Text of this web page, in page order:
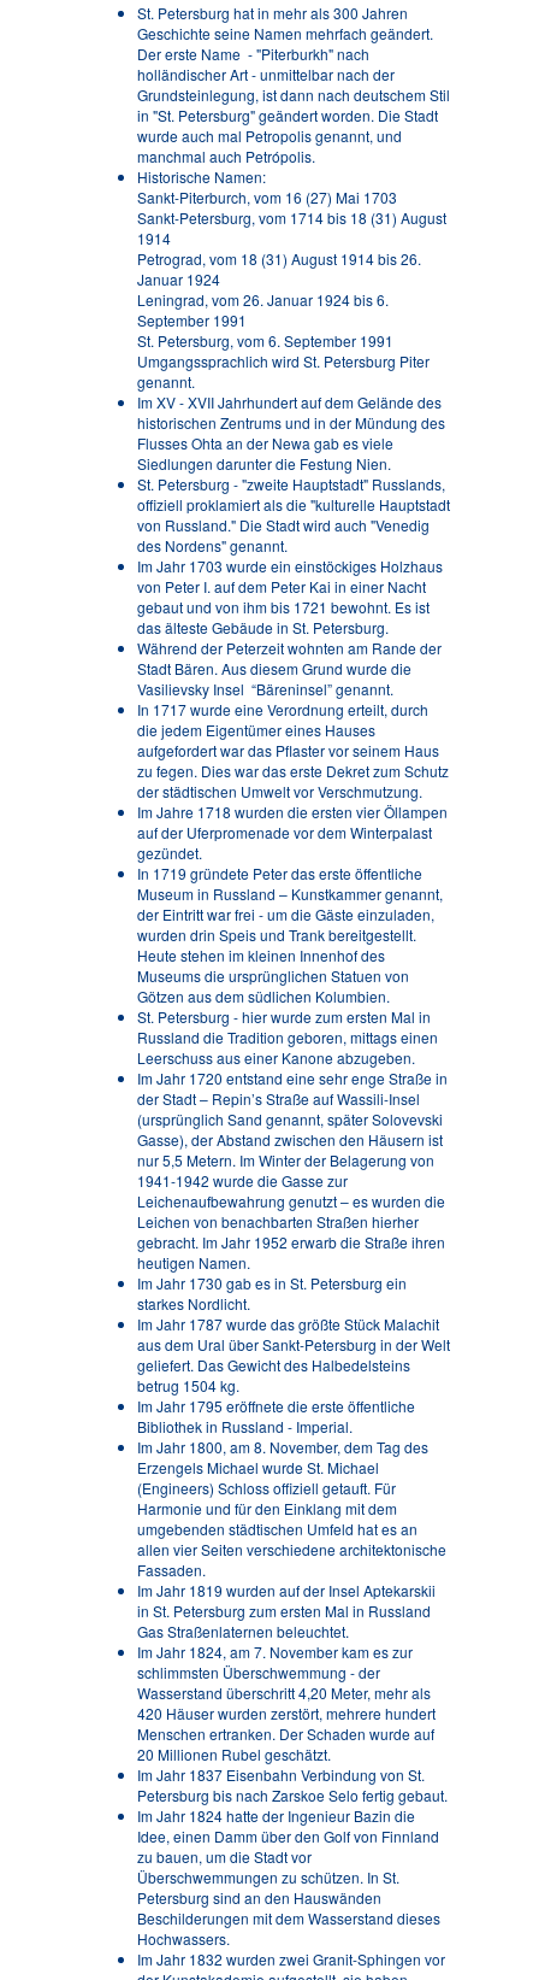
St. Petersburg hat in mehr als 300 Jahren
Geschichte seine Namen mehrfach geändert.
Der erste Name - "Piterburkh" nach
holländischer Art - unmittelbar nach der
Grundsteinlegung, ist dann nach deutschem Stil
in "St. Petersburg" geändert worden. Die Stadt
wurde auch mal Petropolis genannt, und
manchmal auch Petrópolis.
Historische Namen:
Sankt-Piterburch, vom 16 (27) Mai 1703
Sankt-Petersburg, vom 1714 bis 18 (31) August
1914
Petrograd, vom 18 (31) August 1914 bis 26.
Januar 1924
Leningrad, vom 26. Januar 1924 bis 6.
September 1991
St. Petersburg, vom 6. September 1991
Umgangssprachlich wird St. Petersburg Piter
genannt.
Im XV - XVII Jahrhundert auf dem Gelände des
historischen Zentrums und in der Mündung des
Flusses Ohta an der Newa gab es viele
Siedlungen darunter die Festung Nien.
St. Petersburg - "zweite Hauptstadt" Russlands,
offiziell proklamiert als die "kulturelle Hauptstadt
von Russland." Die Stadt wird auch "Venedig
des Nordens" genannt.
Im Jahr 1703 wurde ein einstöckiges Holzhaus
von Peter I. auf dem Peter Kai in einer Nacht
gebaut und von ihm bis 1721 bewohnt. Es ist
das älteste Gebäude in St. Petersburg.
Während der Peterzeit wohnten am Rande der
Stadt Bären. Aus diesem Grund wurde die
Vasilievsky Insel “Bäreninsel” genannt.
In 1717 wurde eine Verordnung erteilt, durch
die jedem Eigentümer eines Hauses
aufgefordert war das Pflaster vor seinem Haus
zu fegen. Dies war das erste Dekret zum Schutz
der städtischen Umwelt vor Verschmutzung.
Im Jahre 1718 wurden die ersten vier Öllampen
auf der Uferpromenade vor dem Winterpalast
gezündet.
In 1719 gründete Peter das erste öffentliche
Museum in Russland – Kunstkammer genannt,
der Eintritt war frei - um die Gäste einzuladen,
wurden drin Speis und Trank bereitgestellt.
Heute stehen im kleinen Innenhof des
Museums die ursprünglichen Statuen von
Götzen aus dem südlichen Kolumbien.
St. Petersburg - hier wurde zum ersten Mal in
Russland die Tradition geboren, mittags einen
Leerschuss aus einer Kanone abzugeben.
Im Jahr 1720 entstand eine sehr enge Straße in
der Stadt – Repin’s Straße auf Wassili-Insel
(ursprünglich Sand genannt, später Solovevski
Gasse), der Abstand zwischen den Häusern ist
nur 5,5 Metern. Im Winter der Belagerung von
1941-1942 wurde die Gasse zur
Leichenaufbewahrung genutzt – es wurden die
Leichen von benachbarten Straßen hierher
gebracht. Im Jahr 1952 erwarb die Straße ihren
heutigen Namen.
Im Jahr 1730 gab es in St. Petersburg ein
starkes Nordlicht.
Im Jahr 1787 wurde das größte Stück Malachit
aus dem Ural über Sankt-Petersburg in der Welt
geliefert. Das Gewicht des Halbedelsteins
betrug 1504 kg.
Im Jahr 1795 eröffnete die erste öffentliche
Bibliothek in Russland - Imperial.
Im Jahr 1800, am 8. November, dem Tag des
Erzengels Michael wurde St. Michael
(Engineers) Schloss offiziell getauft. Für
Harmonie und für den Einklang mit dem
umgebenden städtischen Umfeld hat es an
allen vier Seiten verschiedene architektonische
Fassaden.
Im Jahr 1819 wurden auf der Insel Aptekarskii
in St. Petersburg zum ersten Mal in Russland
Gas Straßenlaternen beleuchtet.
Im Jahr 1824, am 7. November kam es zur
schlimmsten Überschwemmung - der
Wasserstand überschritt 4,20 Meter, mehr als
420 Häuser wurden zerstört, mehrere hundert
Menschen ertranken. Der Schaden wurde auf
20 Millionen Rubel geschätzt.
Im Jahr 1837 Eisenbahn Verbindung von St.
Petersburg bis nach Zarskoe Selo fertig gebaut.
Im Jahr 1824 hatte der Ingenieur Bazin die
Idee, einen Damm über den Golf von Finnland
zu bauen, um die Stadt vor
Überschwemmungen zu schützen. In St.
Petersburg sind an den Hauswänden
Beschilderungen mit dem Wasserstand dieses
Hochwassers.
Im Jahr 1832 wurden zwei Granit-Sphingen vor